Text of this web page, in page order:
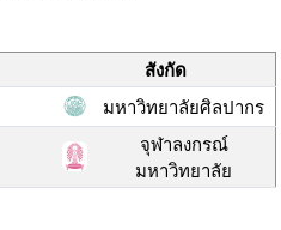
สังกัด
มหาวิทยาลัยศิลปากร
จุฬาลงกรณ์
มหาวิทยาลัย